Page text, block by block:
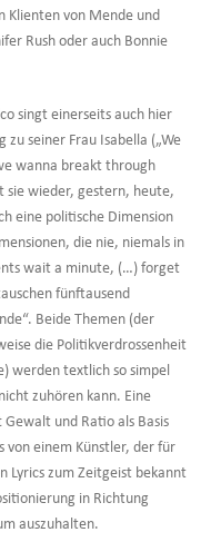
Klienten von Mende und
Rush oder auch Bonnie
singt einerseits auch hier
zu seiner Frau Isabella („We
wanna breakt through
sie wieder, gestern, heute,
eine politische Dimension
die nie, niemals in
wait a minute, (…) forget
fünftausend
Beide Themen (der
die Politikverdrossenheit
werden textlich so simpel
zuhören kann. Eine
und Ratio als Basis
von einem Künstler, der für
Lyrics zum Zeitgeist bekannt
in Richtung
auszuhalten.